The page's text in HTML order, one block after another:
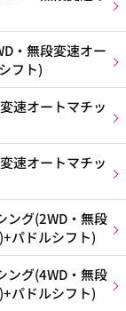
・無段変速オー
フト)
速オートマチッ
速オートマチッ
グ(2WD・無段
パドルシフト)
グ(4WD・無段
パドルシフト)